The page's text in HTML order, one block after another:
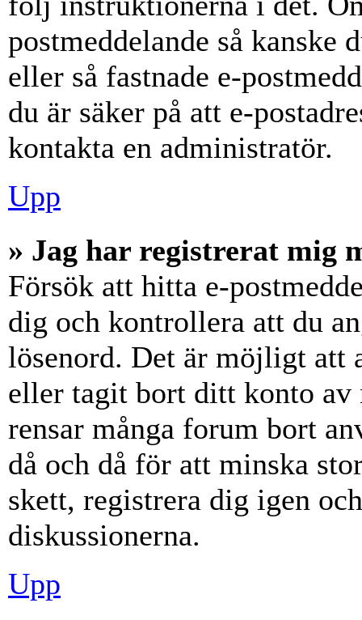
postmeddelande så kanske
eller så fastnade e-
du är säker på att e-
kontakta en administratör.
Upp
» Jag har registrerat mig
Försök att hitta e-
dig och kontrollera att du
lösenord. Det är möjligt att
eller tagit bort ditt konto av
rensar många forum bort
då och då för att minska
skett, registrera dig igen
diskussionerna.
Upp